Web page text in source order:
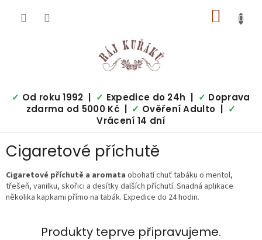
KOŠÍK
✓ Od roku 1992 | ✓ Expedice do 24h | ✓ Doprava
zdarma od 5000 Kč | ✓ Ověření Adulto |
✓
Vrácení 14 dní
Cigaretové příchutě
Cigaretové příchutě a aromata obohatí chuť tabáku o mentol,
třešeň, vanilku, skořici a desítky dalších příchutí. Snadná aplikace
několika kapkami přímo na tabák. Expedice do 24 hodin.
Produkty teprve připravujeme.